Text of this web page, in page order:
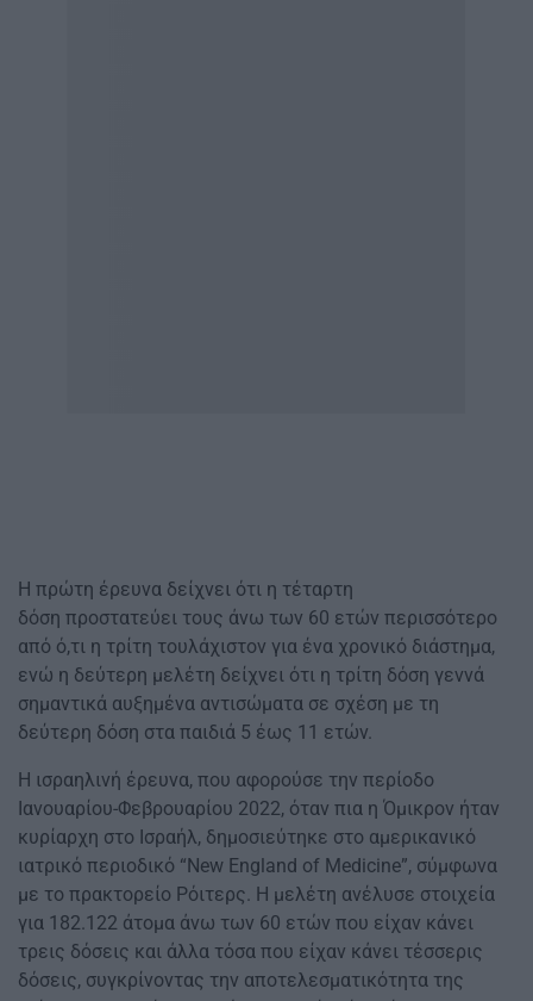
Η πρώτη έρευνα δείχνει ότι η τέταρτη
δόση προστατεύει τους άνω των 60 ετών περισσότερο
από ό,τι η τρίτη τουλάχιστον για ένα χρονικό διάστημα,
ενώ η δεύτερη μελέτη δείχνει ότι η τρίτη δόση γεννά
σημαντικά αυξημένα αντισώματα σε σχέση με τη
δεύτερη δόση στα παιδιά 5 έως 11 ετών.
Η ισραηλινή έρευνα, που αφορούσε την περίοδο
Ιανουαρίου-Φεβρουαρίου 2022, όταν πια η Όμικρον ήταν
κυρίαρχη στο Ισραήλ, δημοσιεύτηκε στο αμερικανικό
ιατρικό περιοδικό “New England of Medicine”, σύμφωνα
με το πρακτορείο Ρόιτερς. Η μελέτη ανέλυσε στοιχεία
για 182.122 άτομα άνω των 60 ετών που είχαν κάνει
τρεις δόσεις και άλλα τόσα που είχαν κάνει τέσσερις
δόσεις, συγκρίνοντας την αποτελεσματικότητα της